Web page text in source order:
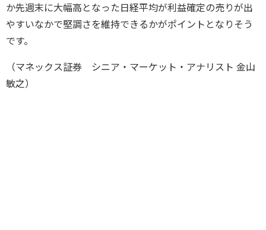
か先週末に大幅高となった日経平均が利益確定の売りが出
やすいなかで堅調さを維持できるかがポイントとなりそう
です。
（マネックス証券 シニア・マーケット・アナリスト 金山
敏之）